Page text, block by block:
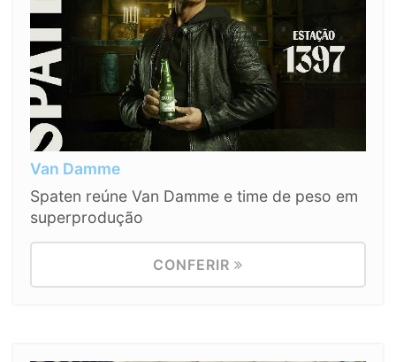
Van Damme
Spaten reúne Van Damme e time de peso em
superprodução
CONFERIR